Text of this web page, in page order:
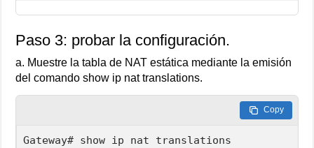
Paso 3: probar la configuración.
a. Muestre la tabla de NAT estática mediante la emisión
del comando show ip nat translations.
Copy
Gateway# show ip nat translations